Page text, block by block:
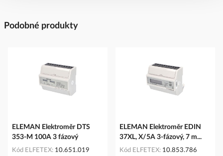
Podobné produkty
ELEMAN Elektroměr DTS
353-M 100A 3 fázový
Kód ELFETEX 10.651.019
ELEMAN Elektroměr EDIN
37XL, X/5A 3-fázový, 7 m...
Kód ELFETEX 10.853.786